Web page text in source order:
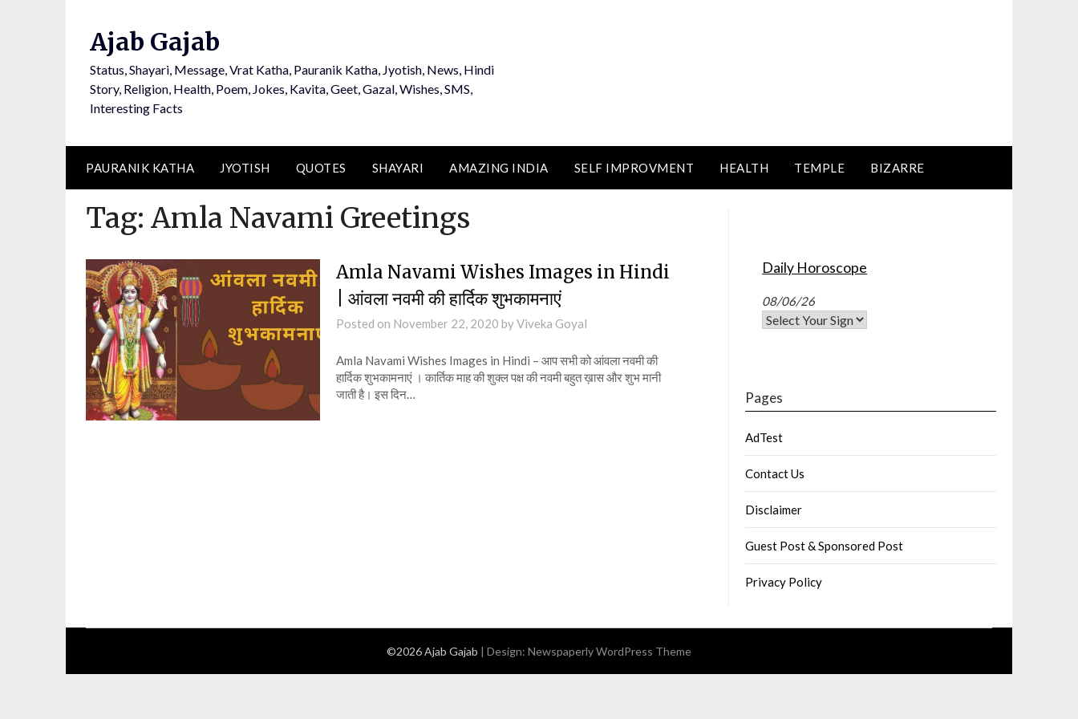
Ajab Gajab
Status, Shayari, Message, Vrat Katha, Pauranik Katha, Jyotish, News, Hindi
Story, Religion, Health, Poem, Jokes, Kavita, Geet, Gazal, Wishes, SMS,
Interesting Facts
PAURANIK KATHA JYOTISH QUOTES SHAYARI AMAZING INDIA SELF IMPROVMENT HEALTH TEMPLE BIZARRE
Tag: Amla Navami Greetings
Amla Navami Wishes Images in Hindi
| आंवला नवमी की हार्दिक शुभकामनाएं
Posted on November 22, 2020 byViveka Goyal
Amla Navami Wishes Images in Hindi – आप सभी को आंवला नवमी की
हार्दिक शुभकामनाएं । कार्तिक माह की शुक्ल पक्ष की नवमी बहुत ख़ास और शुभ मानी
जाती है। इस दिन…
Daily Horoscope
08/06/26
Pages
AdTest
Contact Us
Disclaimer
Guest Post & Sponsored Post
Privacy Policy
©2026 Ajab Gajab | Design: Newspaperly WordPress Theme